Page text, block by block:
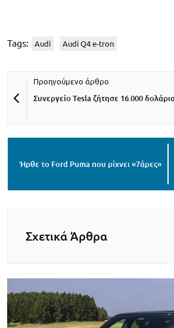
Tags: Audi Audi Q4 e-tron
Συνεργείο Tesla ζήτησε 16.000
Ήρθε το Ford Puma που ρίχνει «7άρες»
Σχετικά Άρθρα